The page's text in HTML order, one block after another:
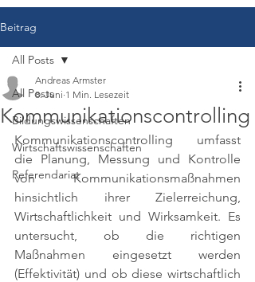
Beitrag
All Posts
Bildungswissenschaften
Wirtschaftswissenschaften
Referendariat
All Posts
Kommunikationscontrolling
Andreas Armster
8. Juni 1 Min. Lesezeit
Kommunikationscontrolling umfasst
die Planung, Messung und Kontrolle
von Kommunikationsmaßnahmen
hinsichtlich ihrer Zielerreichung,
Wirtschaftlichkeit und Wirksamkeit. Es
untersucht, ob die richtigen
Maßnahmen eingesetzt werden
(Effektivität) und ob diese wirtschaftlich